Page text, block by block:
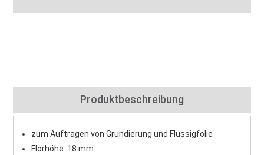
Produktbeschreibung
zum Auftragen von Grundierung und Flüssigfolie
Florhöhe: 18 mm